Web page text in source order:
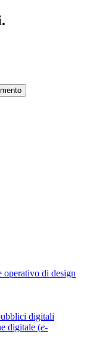
operativo di design
digitali
digitale (e-